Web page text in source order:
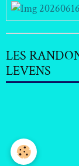
LES
LEVENS